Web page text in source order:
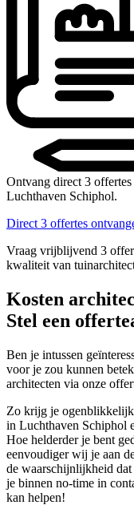
Ontvang direct 3
Luchthaven Schiphol.
Direct 3 offertes
Vraag vrijblijvend 3
kwaliteit van
Kosten
Stel een
Ben je intussen
voor je zou kunnen
architecten via onze
Zo krijg je
in Luchthaven Schiphol
Hoe helderder je bent
eenvoudiger wij je aan
de waarschijnlijkheid
je binnen no-time in
kan helpen!